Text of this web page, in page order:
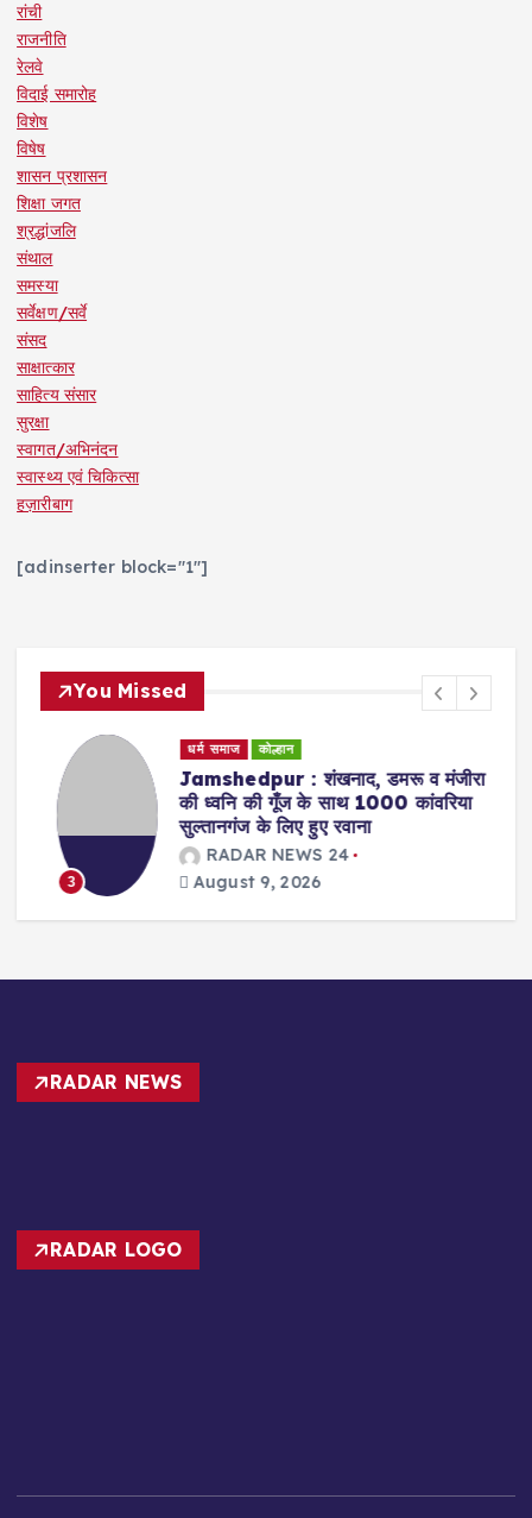
रांची
राजनीति
रेलवे
विदाई समारोह
विशेष
विषेष
शासन प्रशासन
शिक्षा जगत
श्रद्धांजलि
संथाल
समस्या
सर्वेक्षण/सर्वे
संसद
साक्षात्कार
साहित्य संसार
सुरक्षा
स्वागत/अभिनंदन
स्वास्थ्य एवं चिकित्सा
हज़ारीबाग
[adinserter block="1"]
You Missed
3
धर्म समाज कोल्हान
Jamshedpur : शंखनाद, डमरू व मंजीरा
की ध्वनि की गूँज के साथ 1000 कांवरिया
सुल्तानगंज के लिए हुए रवाना
RADAR NEWS 24
August 9, 2026
RADAR NEWS
RADAR LOGO